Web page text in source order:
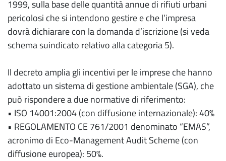
1999, sulla base delle quantità annue di rifiuti urbani
pericolosi che si intendono gestire e che l’impresa
dovrà dichiarare con la domanda d’iscrizione (si veda
schema suindicato relativo alla categoria 5).
Il decreto amplia gli incentivi per le imprese che hanno
adottato un sistema di gestione ambientale (SGA), che
può rispondere a due normative di riferimento:
• ISO 14001:2004 (con diffusione internazionale): 40%
• REGOLAMENTO CE 761/2001 denominato “EMAS”,
acronimo di Eco-Management Audit Scheme (con
diffusione europea): 50%.